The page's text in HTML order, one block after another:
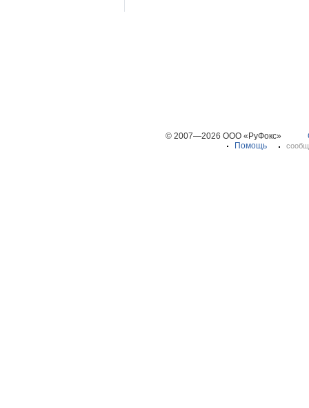
© 2007—2026 ООО «РуФокс»
Помощь